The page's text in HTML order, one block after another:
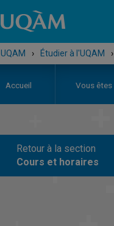
UQAM › Étudier à l'UQAM ›
Accueil Vous êtes
Retour à la section
Cours et horaires